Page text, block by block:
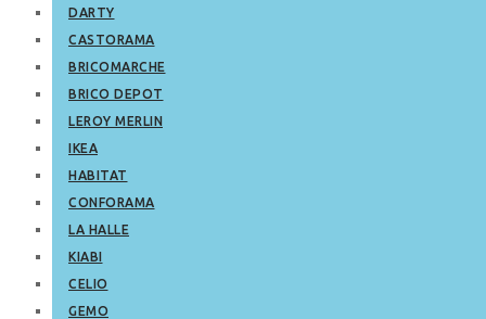
DARTY
CASTORAMA
BRICOMARCHE
BRICO DEPOT
LEROY MERLIN
IKEA
HABITAT
CONFORAMA
LA HALLE
KIABI
CELIO
GEMO